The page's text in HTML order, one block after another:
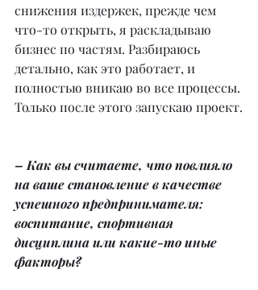
снижения издержек, прежде чем
что-то открыть, я раскладываю
бизнес по частям. Разбираюсь
детально, как это работает, и
полностью вникаю во все процессы.
Только после этого запускаю проект.
– Как вы считаете, что повлияло
на ваше становление в качестве
успешного предпринимателя:
воспитание, спортивная
дисциплина или какие-то иные
факторы?